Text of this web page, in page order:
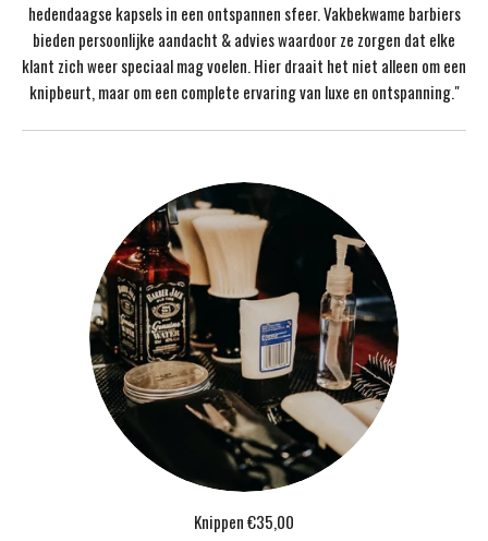
hedendaagse kapsels in een ontspannen sfeer. Vakbekwame barbiers
bieden persoonlijke aandacht & advies waardoor ze zorgen dat elke
klant zich weer speciaal mag voelen. Hier draait het niet alleen om een
knipbeurt, maar om een complete ervaring van luxe en ontspanning."
Knippen €35,00